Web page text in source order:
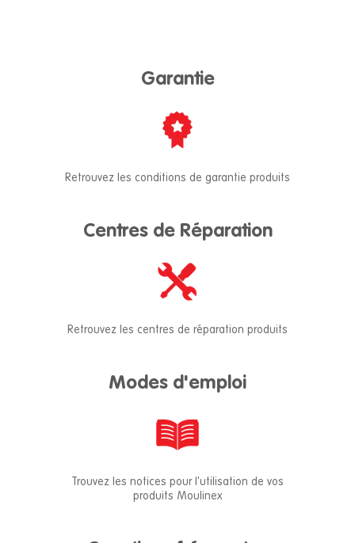
Garantie
Retrouvez les conditions de garantie produits
Centres de Réparation
Retrouvez les centres de réparation produits
Modes d'emploi
Trouvez les notices pour l'utilisation de vos
produits Moulinex